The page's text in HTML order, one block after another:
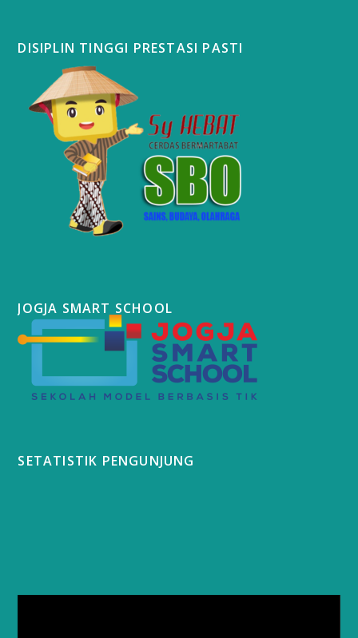
DISIPLIN TINGGI PRESTASI PASTI
JOGJA SMART SCHOOL
SETATISTIK PENGUNJUNG